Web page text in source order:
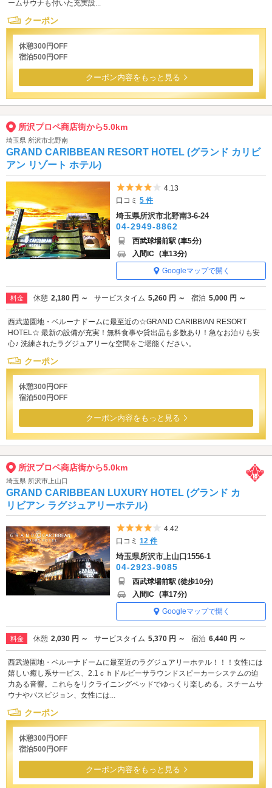
ームサウナも付いた充実設...
クーポン
休憩300円OFF
宿泊500円OFF
クーポン内容をもっと見る
所沢プロペ商店街から5.0km
埼玉県 所沢市北野南
GRAND CARIBBEAN RESORT HOTEL (グランド カリビ
アン リゾート ホテル)
5つ星のうち4
4.13
口コミ5 件
埼玉県所沢市北野南3-6-24
04-2949-8862
西武球場前駅 (車5分)
入間IC (車13分)
Googleマップで開く
料金 休憩 2,180 円 ～ サービスタイム 5,260 円 ～ 宿泊 5,000 円 ～
西武遊園地・ベルーナドームに最至近の☆GRAND CARIBBIAN RESORT
HOTEL☆ 最新の設備が充実！無料食事や貸出品も多数あり！急なお泊りも安
心♪ 洗練されたラグジュアリーな空間をご堪能ください。
クーポン
休憩300円OFF
宿泊500円OFF
クーポン内容をもっと見る
所沢プロペ商店街から5.0km
埼玉県 所沢市上山口
GRAND CARIBBEAN LUXURY HOTEL (グランド カ
リビアン ラグジュアリーホテル)
5つ星のうち4
4.42
口コミ12 件
埼玉県所沢市上山口1556-1
04-2923-9085
西武球場前駅 (徒歩10分)
入間IC (車17分)
Googleマップで開く
料金 休憩 2,030 円 ～ サービスタイム 5,370 円 ～ 宿泊 6,440 円 ～
西武遊園地・ベルーナドームに最至近のラグジュアリーホテル！！！女性には
嬉しい癒し系サービス、2.1ｃｈドルビーサラウンドスピーカーシステムの迫
力ある音響。これらをリクライニングベッドでゆっくり楽しめる。スチームサ
ウナやバスビジョン、女性には...
クーポン
休憩300円OFF
宿泊500円OFF
クーポン内容をもっと見る